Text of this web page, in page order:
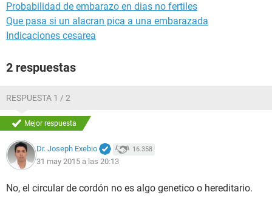
Probabilidad de embarazo en dias no fertiles
Que pasa si un alacran pica a una embarazada
Indicaciones cesarea
2 respuestas
RESPUESTA 1 / 2
Mejor respuesta
Dr. Joseph Exebio 16.358
31 may 2015 a las 20:13
No, el circular de cordón no es algo genetico o hereditario.